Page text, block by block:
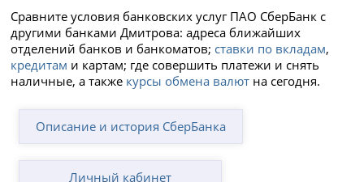
Сравните условия банковских услуг ПАО СберБанк с
другими банками Дмитрова: адреса ближайших
отделений банков и банкоматов; ставки по вкладам,
кредитам и картам; где совершить платежи и снять
наличные, а также курсы обмена валют на сегодня.
Описание и история СберБанка
Личный кабинет